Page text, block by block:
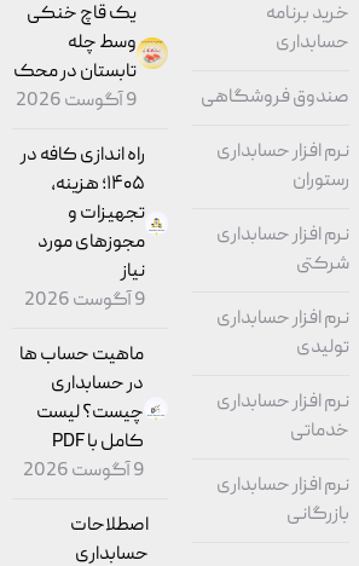
خرید برنامه
حسابداری
صندوق فروشگاهی
نرم افزار حسابداری
رستوران
نرم افزار حسابداری
شرکتی
نرم افزار حسابداری
تولیدی
نرم افزار حسابداری
خدماتی
نرم افزار حسابداری
بازرگانی
یک قاچ خنکی
وسط چله
تابستان در محک
9 آگوست 2026
راه اندازی کافه در
۱۴۰۵؛ هزینه،
تجهیزات و
مجوزهای مورد
نیاز
9 آگوست 2026
ماهیت حساب ‌ها
در حسابداری
چیست؟ لیست
کامل با PDF
9 آگوست 2026
اصطلاحات
حسابداری